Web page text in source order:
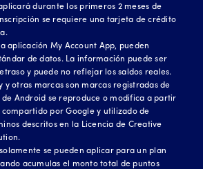
durante los primeros 2 meses de
se requiere una tarjeta de crédito
aplicación My Account App, pueden
de datos. La información puede ser
y puede no reflejar los saldos reales.
y otras marcas son marcas registradas de
de Android se reproduce o modifica a partir
por Google y utilizado de
descritos en la Licencia de Creative
solamente se pueden aplicar para un plan
acumulas el monto total de puntos